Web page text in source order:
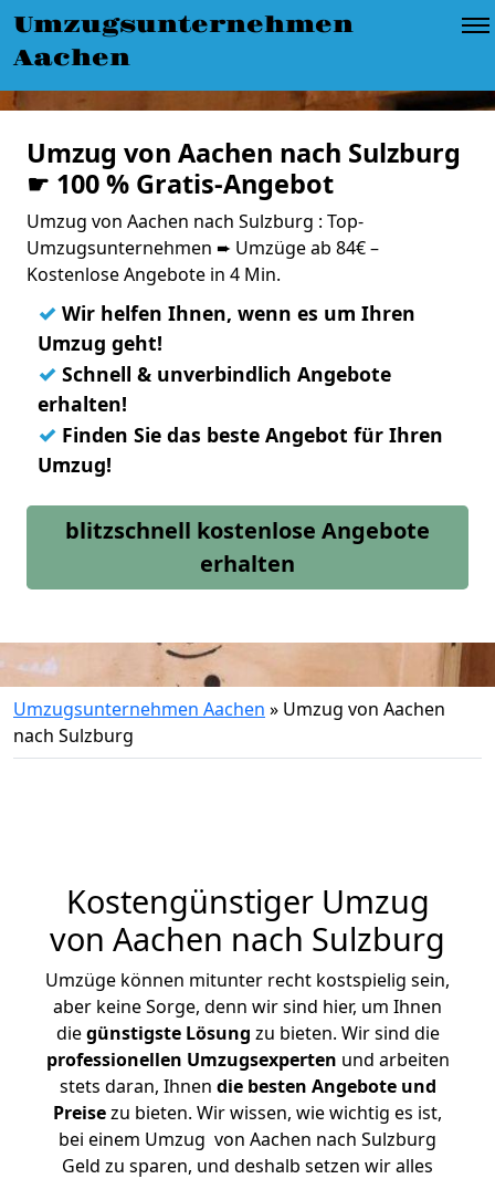
Umzugsunternehmen
Aachen
Umzug von Aachen nach Sulzburg
☛ 100 % Gratis-Angebot
Umzug von Aachen nach Sulzburg : Top-
Umzugsunternehmen ➨ Umzüge ab 84€ –
Kostenlose Angebote in 4 Min.
✓ Wir helfen Ihnen, wenn es um Ihren
Umzug geht!
✓ Schnell & unverbindlich Angebote
erhalten!
✓ Finden Sie das beste Angebot für Ihren
Umzug!
blitzschnell kostenlose Angebote
erhalten
Umzugsunternehmen Aachen » Umzug von Aachen
nach Sulzburg
Kostengünstiger Umzug
von Aachen nach Sulzburg
Umzüge können mitunter recht kostspielig sein,
aber keine Sorge, denn wir sind hier, um Ihnen
diegünstigste Lösung zu bieten. Wir sind die
professionellen Umzugsexperten und arbeiten
stets daran, Ihnen die besten Angebote und
Preisezu bieten. Wir wissen, wie wichtig es ist,
bei einem Umzug von Aachen nach Sulzburg
Geld zu sparen, und deshalb setzen wir alles